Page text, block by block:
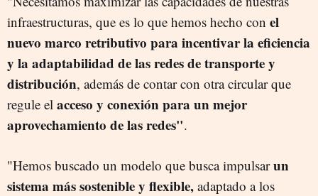
infraestructuras, que es lo que hemos hecho con el
nuevo marco retributivo para incentivar la eficiencia
y la adaptabilidad de las redes de transporte y
distribución, además de contar con otra circular que
regule el acceso y conexión para un mejor
aprovechamiento de las redes".
"Hemos buscado un modelo que busca impulsarun
sistema más sostenible y flexible, adaptado a los